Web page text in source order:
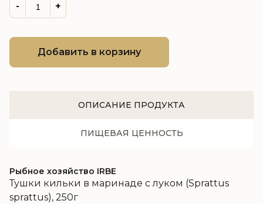
- +
Добавить в корзину
ОПИСАНИЕ ПРОДУКТА
ПИЩЕВАЯ ЦЕННОСТЬ
Рыбное хозяйство IRBE
Тушки кильки в маринаде с луком (Sprattus
sprattus), 250г